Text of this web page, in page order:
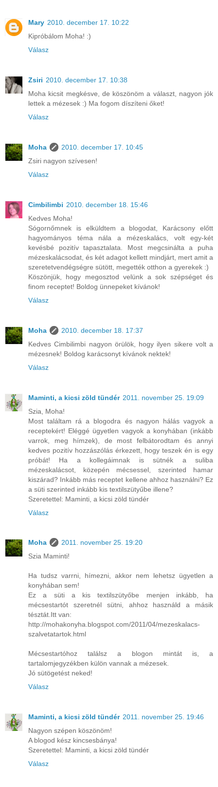
Mary 2010. december 17. 10:22
Kipróbálom Moha! :)
Válasz
Zsiri 2010. december 17. 10:38
Moha kicsit megkésve, de köszönöm a választ, nagyon jók
lettek a mézesek :) Ma fogom díszíteni őket!
Válasz
Moha
2010. december 17. 10:45
Zsiri nagyon szívesen!
Válasz
Cimbilimbi 2010. december 18. 15:46
Kedves Moha!
Sógornőmnek is elküldtem a blogodat, Karácsony előtt
hagyományos téma nála a mézeskalács, volt egy-két
kevésbé pozitív tapasztalata. Most megcsinálta a puha
mézeskalácsodat, és két adagot kellett mindjárt, mert amit a
szeretetvendégségre sütött, megették otthon a gyerekek :)
Köszönjük, hogy megosztod velünk a sok szépséget és
finom receptet! Boldog ünnepeket kívánok!
Válasz
Moha
2010. december 18. 17:37
Kedves Cimbilimbi nagyon örülök, hogy ilyen sikere volt a
mézesnek! Boldog karácsonyt kívánok nektek!
Válasz
Maminti, a kicsi zöld tündér 2011. november 25. 19:09
Szia, Moha!
Most találtam rá a blogodra és nagyon hálás vagyok a
receptekért! Eléggé ügyetlen vagyok a konyhában (inkább
varrok, meg hímzek), de most felbátorodtam és annyi
kedves pozitív hozzászólás érkezett, hogy teszek én is egy
próbát! Ha a kollegáimnak is sütnék a suliba
mézeskalácsot, közepén mécsessel, szerinted hamar
kiszárad? Inkább más receptet kellene ahhoz használni? Ez
a süti szerinted inkább kis textilszütyűbe illene?
Szeretettel: Maminti, a kicsi zöld tündér
Válasz
Moha
2011. november 25. 19:20
Szia Maminti!
Ha tudsz varrni, hímezni, akkor nem lehetsz ügyetlen a
konyhában sem!
Ez a süti a kis textilszütyőbe menjen inkább, ha
mécsestartót szeretnél sütni, ahhoz használd a másik
tésztát.Itt van:
http://mohakonyha.blogspot.com/2011/04/mezeskalacs-
szalvetatartok.html
Mécsestartóhoz találsz a blogon mintát is, a
tartalomjegyzékben külön vannak a mézesek.
Jó sütögetést neked!
Válasz
Maminti, a kicsi zöld tündér 2011. november 25. 19:46
Nagyon szépen köszönöm!
A blogod kész kincsesbánya!
Szeretettel: Maminti, a kicsi zöld tündér
Válasz